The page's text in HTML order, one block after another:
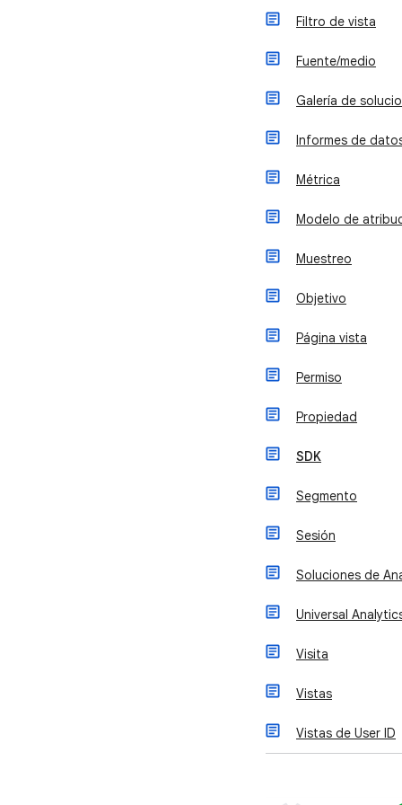
Filtro de vista
Fuente/medio
Galería de
Informes de
Métrica
Modelo de
Muestreo
Objetivo
Página vista
Permiso
Propiedad
SDK
Segmento
Sesión
Soluciones de
Universal
Visita
Vistas
Vistas de User ID